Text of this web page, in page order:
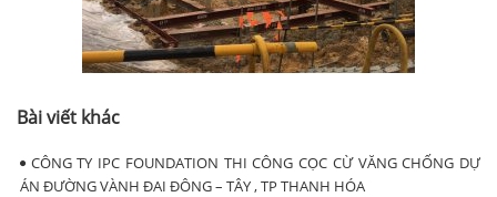
Bài viết khác
CÔNG TY IPC FOUNDATION THI CÔNG CỌC CỪ VĂNG CHỐNG DỰ
ÁN ĐƯỜNG VÀNH ĐAI ĐÔNG – TÂY , TP THANH HÓA